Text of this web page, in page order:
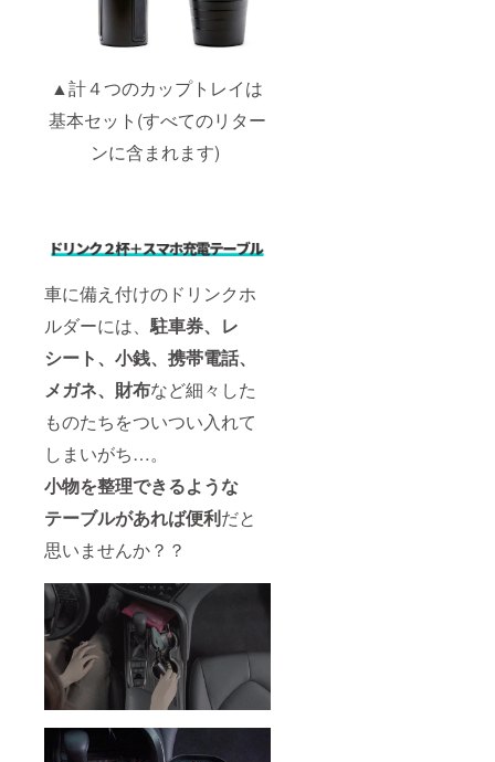
▲計４つのカップトレイは
基本セット(すべてのリター
ンに含まれます)
車に備え付けのドリンクホ
ルダーには、駐車券、レ
シート、小銭、携帯電話、
メガネ、財布など細々した
ものたちをついつい入れて
しまいがち…。
小物を整理できるような
テーブルがあれば便利だと
思いませんか？？